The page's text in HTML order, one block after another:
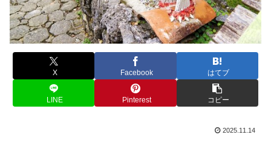
X Facebook はてブ
LINE Pinterest コピー
2025.11.14